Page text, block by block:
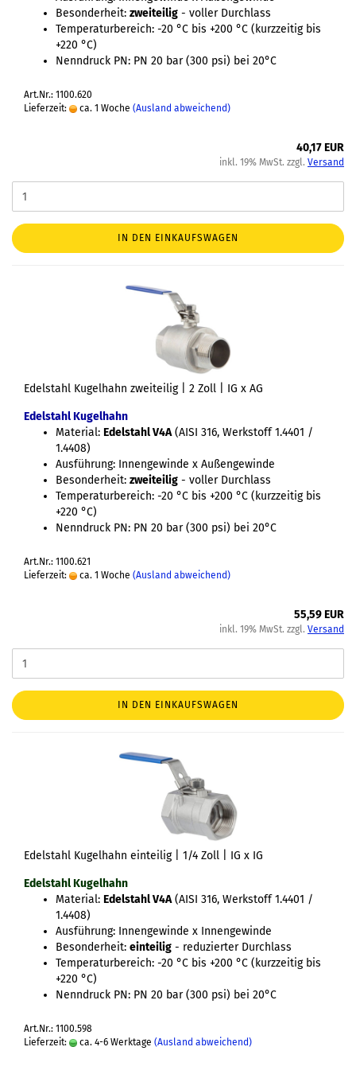
Besonderheit: zweiteilig - voller Durchlass
Temperaturbereich: -20 °C bis +200 °C (kurzzeitig bis
+220 °C)
Nenndruck PN: PN 20 bar (300 psi) bei 20°C
Art.Nr.: 1100.620
Lieferzeit:
ca. 1 Woche (Ausland abweichend)
40,17 EUR
inkl. 19% MwSt. zzgl. Versand
IN DEN EINKAUFSWAGEN
Edelstahl Kugelhahn zweiteilig | 2 Zoll | IG x AG
Edelstahl Kugelhahn
Material: Edelstahl V4A(AISI 316, Werkstoff 1.4401 /
1.4408)
Ausführung: Innengewinde x Außengewinde
Besonderheit: zweiteilig - voller Durchlass
Temperaturbereich: -20 °C bis +200 °C (kurzzeitig bis
+220 °C)
Nenndruck PN: PN 20 bar (300 psi) bei 20°C
Art.Nr.: 1100.621
Lieferzeit:
ca. 1 Woche (Ausland abweichend)
55,59 EUR
inkl. 19% MwSt. zzgl. Versand
IN DEN EINKAUFSWAGEN
Edelstahl Kugelhahn einteilig | 1/4 Zoll | IG x IG
Edelstahl Kugelhahn
Material: Edelstahl V4A(AISI 316, Werkstoff 1.4401 /
1.4408)
Ausführung: Innengewinde x Innengewinde
Besonderheit: einteilig - reduzierter Durchlass
Temperaturbereich: -20 °C bis +200 °C (kurzzeitig bis
+220 °C)
Nenndruck PN: PN 20 bar (300 psi) bei 20°C
Art.Nr.: 1100.598
Lieferzeit:
ca. 4-6 Werktage (Ausland abweichend)